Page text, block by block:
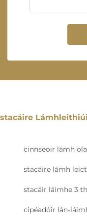
stacáire Lámhleithiúil
cinnseoir lámh
stacáire lámh
stacáir láimhe 3
cipéadóir lán-